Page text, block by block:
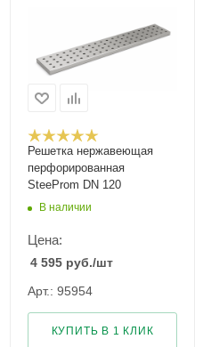
Решетка нержавеющая
перфорированная
SteeProm DN 120
В наличии
Цена:
4 595 руб./шт
Арт.: 95954
КУПИТЬ В 1 КЛИК